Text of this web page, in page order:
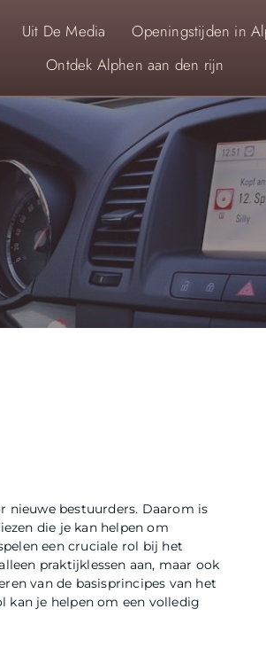
Uit De Media Openingstijden in
Ontdek Alphen aan den rijn
nieuwe bestuurders. Daarom is
die je kan helpen om
een cruciale rol bij het
praktijklessen aan, maar ook
van de basisprincipes van het
kan je helpen om een volledig